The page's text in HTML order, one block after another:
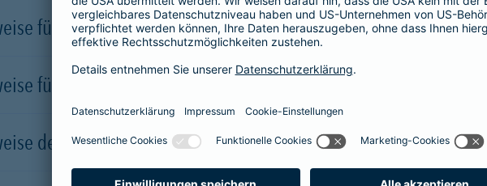
für Besucher der Webseite
für Onlinepräsenzen in sozialen Medien
der Versicherungsunternehmen